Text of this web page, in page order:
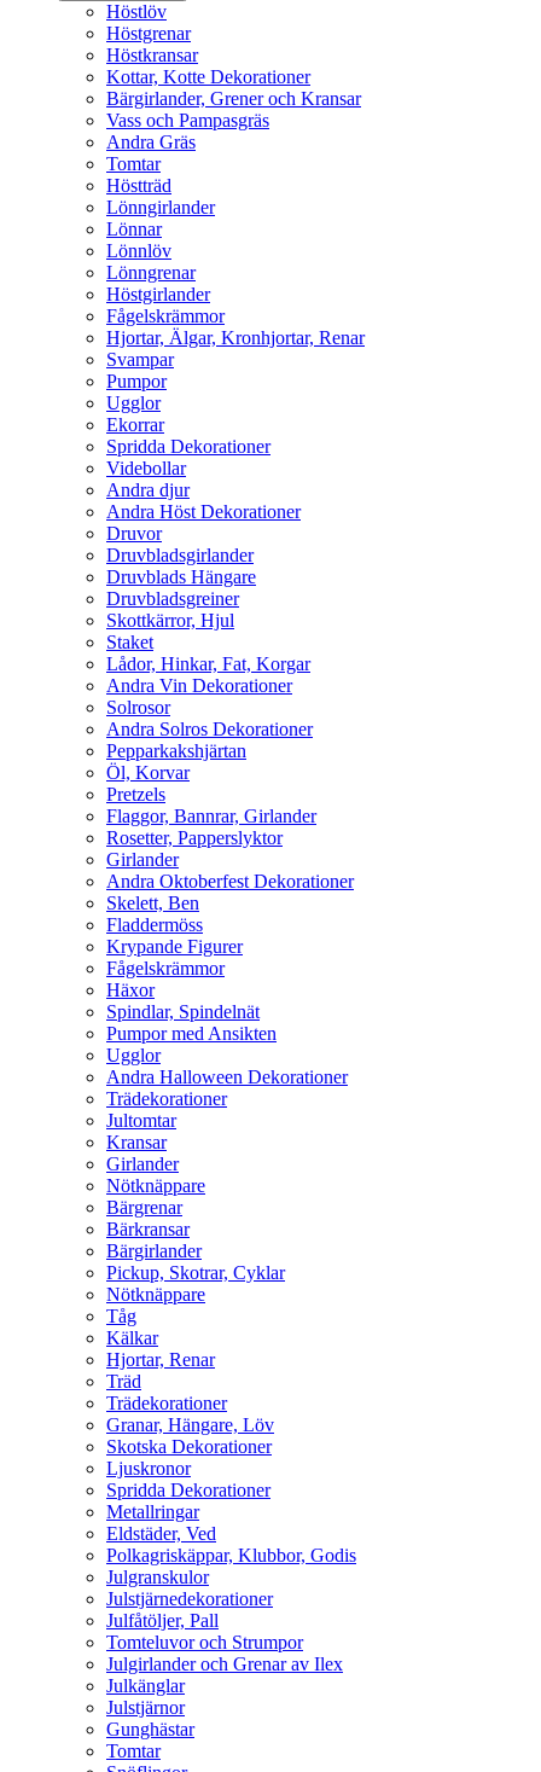
Höstlöv
Höstgrenar
Höstkransar
Kottar, Kotte Dekorationer
Bärgirlander, Grener och Kransar
Vass och Pampasgräs
Andra Gräs
Tomtar
Höstträd
Lönngirlander
Lönnar
Lönnlöv
Lönngrenar
Höstgirlander
Fågelskrämmor
Hjortar, Älgar, Kronhjortar, Renar
Svampar
Pumpor
Ugglor
Ekorrar
Spridda Dekorationer
Videbollar
Andra djur
Andra Höst Dekorationer
Druvor
Druvbladsgirlander
Druvblads Hängare
Druvbladsgreiner
Skottkärror, Hjul
Staket
Lådor, Hinkar, Fat, Korgar
Andra Vin Dekorationer
Solrosor
Andra Solros Dekorationer
Pepparkakshjärtan
Öl, Korvar
Pretzels
Flaggor, Bannrar, Girlander
Rosetter, Papperslyktor
Girlander
Andra Oktoberfest Dekorationer
Skelett, Ben
Fladdermöss
Krypande Figurer
Fågelskrämmor
Häxor
Spindlar, Spindelnät
Pumpor med Ansikten
Ugglor
Andra Halloween Dekorationer
Trädekorationer
Jultomtar
Kransar
Girlander
Nötknäppare
Bärgrenar
Bärkransar
Bärgirlander
Pickup, Skotrar, Cyklar
Nötknäppare
Tåg
Kälkar
Hjortar, Renar
Träd
Trädekorationer
Granar, Hängare, Löv
Skotska Dekorationer
Ljuskronor
Spridda Dekorationer
Metallringar
Eldstäder, Ved
Polkagriskäppar, Klubbor, Godis
Julgranskulor
Julstjärnedekorationer
Julfåtöljer, Pall
Tomteluvor och Strumpor
Julgirlander och Grenar av Ilex
Julkänglar
Julstjärnor
Gunghästar
Tomtar